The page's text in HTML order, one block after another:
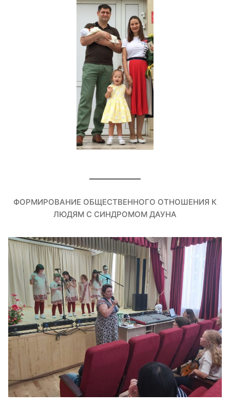
ФОРМИРОВАНИЕ ОБЩЕСТВЕННОГО ОТНОШЕНИЯ К
ЛЮДЯМ С СИНДРОМОМ ДАУНА